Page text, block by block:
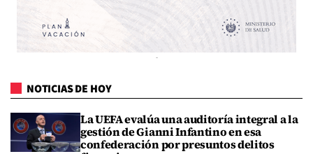
NOTICIAS DE HOY
La UEFA evalúa una auditoría integral a la
gestión de Gianni Infantino en esa
confederación por presuntos delitos